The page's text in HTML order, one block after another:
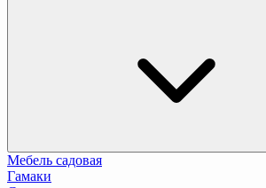
Мебель садовая
Гамаки